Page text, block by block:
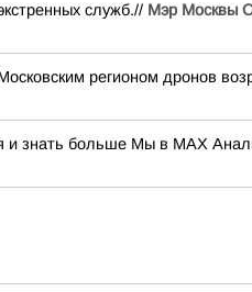
служб.// Мэр Москвы
регионом дронов
знать больше Мы в MAX